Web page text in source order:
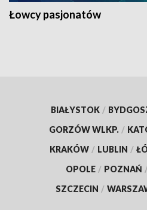
Łowcy pasjonatów
BIAŁYSTOK /
GORZÓW WLKP. /
KRAKÓW / LUBLIN /
OPOLE / POZNAŃ
SZCZECIN /